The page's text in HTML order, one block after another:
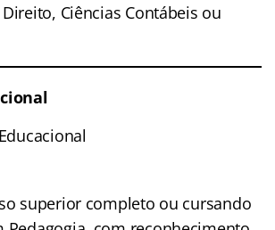
Ciências Contábeis ou
superior completo ou cursando